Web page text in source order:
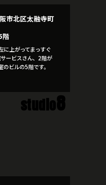
市北区太融寺町
階
に上がってまっすぐ
ービスさん、2階が
ビルの5階です。
studio8